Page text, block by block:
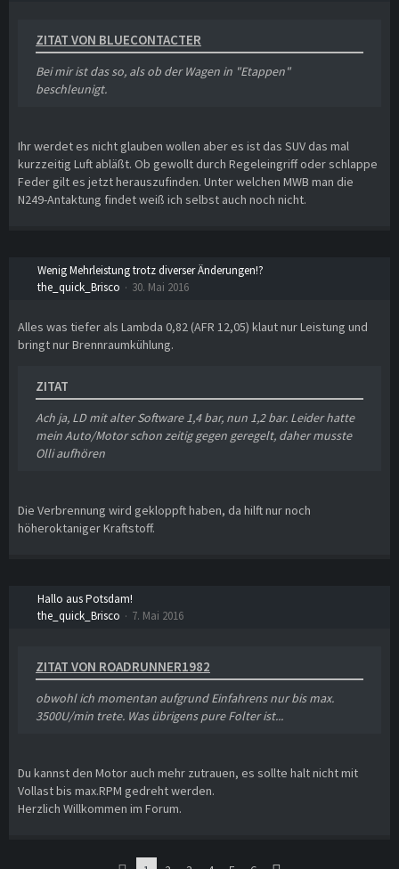
ZITAT VON BLUECONTACTER
Bei mir ist das so, als ob der Wagen in "Etappen"
beschleunigt.
Ihr werdet es nicht glauben wollen aber es ist das SUV das mal
kurzzeitig Luft abläßt. Ob gewollt durch Regeleingriff oder schlappe
Feder gilt es jetzt herauszufinden. Unter welchen MWB man die
N249-Antaktung findet weiß ich selbst auch noch nicht.
Wenig Mehrleistung trotz diverser Änderungen!?
the_quick_Brisco
30. Mai 2016
Alles was tiefer als Lambda 0,82 (AFR 12,05) klaut nur Leistung und
bringt nur Brennraumkühlung.
ZITAT
Ach ja, LD mit alter Software 1,4 bar, nun 1,2 bar. Leider hatte
mein Auto/Motor schon zeitig gegen geregelt, daher musste
Olli aufhören
Die Verbrennung wird gekloppft haben, da hilft nur noch
höheroktaniger Kraftstoff.
Hallo aus Potsdam!
the_quick_Brisco
7. Mai 2016
ZITAT VON ROADRUNNER1982
obwohl ich momentan aufgrund Einfahrens nur bis max.
3500U/min trete. Was übrigens pure Folter ist...
Du kannst den Motor auch mehr zutrauen, es sollte halt nicht mit
Vollast bis max.RPM gedreht werden.
Herzlich Willkommen im Forum.